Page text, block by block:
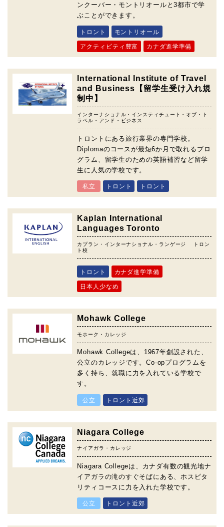
ンクーバー・モントリオールと3都市で学
ぶことができます。
トロント モントリオール
アクティビティ豊富 カナダ進学準備
International Institute of Travel
and Business【留学生受け入れ規
制中】
インターナショナル・インスティチュート・オブ・ト
ラベル・アンド・ビジネス
トロントにある旅行業界の専門学校。
Diplomaのコースが最短6か月で取れるプロ
グラム、留学生のための英語補習など留学
生に人気の学校です。
私立 トロント トロント
Kaplan International
Languages Toronto
カプラン・インターナショナル・ランゲージ トロン
ト校
トロント カナダ進学準備
日本人少なめ
Mohawk College
モホーク・カレッジ
Mohawk Collegeは、1967年創設された、
公立のカレッジです。Co-opプログラムを
多く持ち、就職に力を入れている学校で
す。
公立 トロント近郊
Niagara College
ナイアガラ・カレッジ
Niagara Collegeは、カナダ有数の観光地ナ
イアガラの滝のすぐそばにある、ホスピタ
リティコースに力を入れた学校です。
公立 トロント近郊